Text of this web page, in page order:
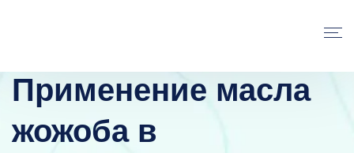
Применение масла
жожоба в